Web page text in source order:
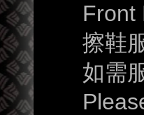
Front
擦鞋
如需